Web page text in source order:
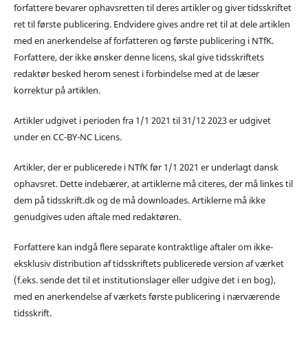
forfattere bevarer ophavsretten til deres artikler og giver tidsskriftet
ret til første publicering. Endvidere gives andre ret til at dele artiklen
med en anerkendelse af forfatteren og første publicering i NTfK.
Forfattere, der ikke ønsker denne licens, skal give tidsskriftets
redaktør besked herom senest i forbindelse med at de læser
korrektur på artiklen.
Artikler udgivet i perioden fra 1/1 2021 til 31/12 2023 er udgivet
under en CC-BY-NC Licens.
Artikler, der er publicerede i NTfK før 1/1 2021 er underlagt dansk
ophavsret. Dette indebærer, at artiklerne må citeres, der må linkes til
dem på tidsskrift.dk og de må downloades. Artiklerne må ikke
genudgives uden aftale med redaktøren.
Forfattere kan indgå flere separate kontraktlige aftaler om ikke-
eksklusiv distribution af tidsskriftets publicerede version af værket
(f.eks. sende det til et institutionslager eller udgive det i en bog),
med en anerkendelse af værkets første publicering i nærværende
tidsskrift.